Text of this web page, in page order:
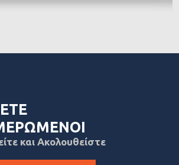
και Ακολουθείστε